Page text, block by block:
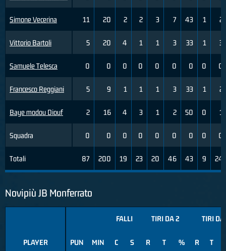
Simone Vecerina
Vittorio Bartoli
Samuele Telesca
Francesco Reggiani
Baye modou Diouf
Squadra
Totali
11 20 2 2 3 7 43 1 2
5 20 4 1 1 3 33 1 3
0 0 0 0 0 0 0 0 0
5 9 1 1 1 3 33 1 2
2 16 4 3 1 2 50 0 1
0 0 0 0 0 0 0 0 0
87 200 19 23 20 46 43 9 24
Novipiù JB Monferrato
PLAYER
FALLI TIRI DA 2 TIRI DA
PUN MIN C S R T % R T